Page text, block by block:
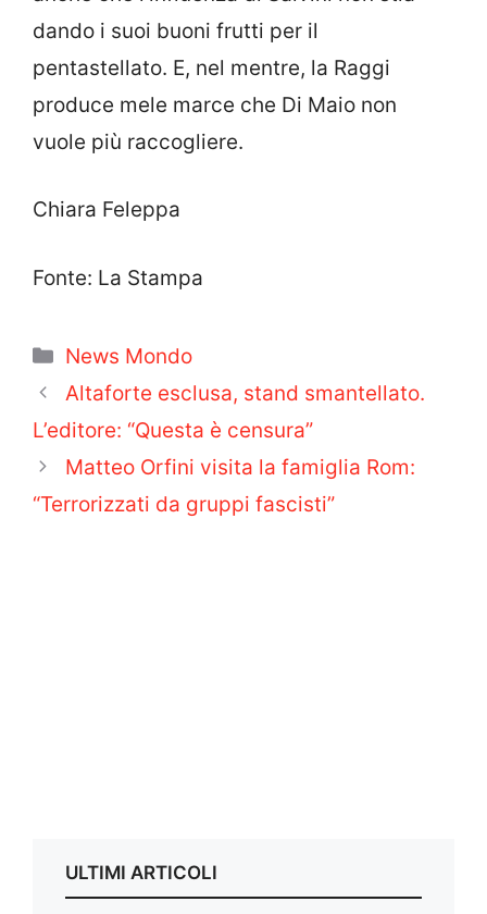
dando i suoi buoni frutti per il
pentastellato. E, nel mentre, la Raggi
produce mele marce che Di Maio non
vuole più raccogliere.
Chiara Feleppa
Fonte: La Stampa
Categorie
News Mondo
Altaforte esclusa, stand smantellato.
L’editore: “Questa è censura”
Matteo Orfini visita la famiglia Rom:
“Terrorizzati da gruppi fascisti”
ULTIMI ARTICOLI